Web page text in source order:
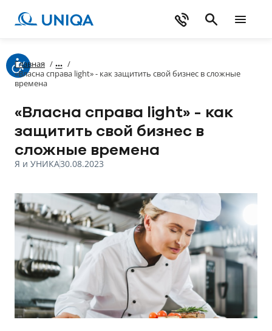
Главная /
/
«Власна справа light» - как защитить свой бизнес в сложные
времена
«Власна справа light» - как
защитить свой бизнес в
сложные времена
Я и УНИКА30.08.2023